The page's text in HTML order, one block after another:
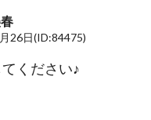
26日(ID:84475)
ください♪